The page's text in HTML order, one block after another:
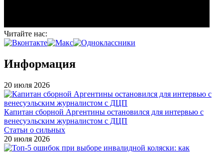
Читайте нас:
Информация
20 июля 2026
Капитан сборной Аргентины остановился для интервью с
венесуэльским журналистом с ДЦП
Статьи о сильных
20 июля 2026